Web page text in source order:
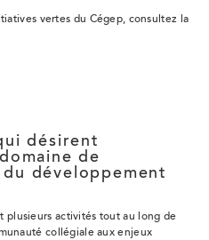
vertes du Cégep, consultez la
désirent
de
développement
plusieurs activités tout au long de
collégiale aux enjeux